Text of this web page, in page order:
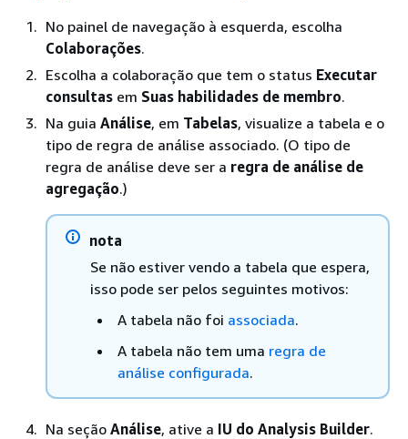
No painel de navegação à esquerda, escolha
Colaborações.
Escolha a colaboração que tem o status Executar
consultas em Suas habilidades de membro.
Na guia Análise, em Tabelas, visualize a tabela e o
tipo de regra de análise associado. (O tipo de
regra de análise deve ser a regra de análise de
agregação.)
nota
Se não estiver vendo a tabela que espera,
isso pode ser pelos seguintes motivos:
A tabela não foi associada.
A tabela não tem uma regra de
análise configurada.
Na seção Análise, ative a IU do Analysis Builder.